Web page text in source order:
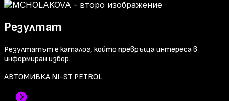
Резултат
Резултатът е каталог, който превръща интереса в
информиран избор.
АВТОМИВКА NI-ST PETROL